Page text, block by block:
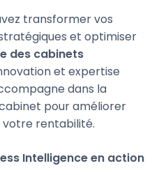
transformer vos
et optimiser
des cabinets
et expertise
dans la
pour améliorer
rentabilité.
Intelligence en action